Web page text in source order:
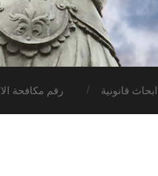
ابحاث قانونية رقم مكافحة